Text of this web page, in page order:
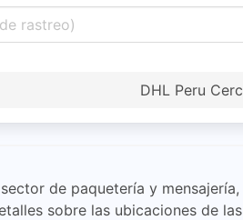
DHL Peru
de paquetería y
sobre las ubicaciones de